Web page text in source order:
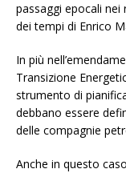
passaggi epocali nei
dei tempi di Enrico
In più
Transizione
strumento di
debbano essere
delle compagnie
Anche in questo